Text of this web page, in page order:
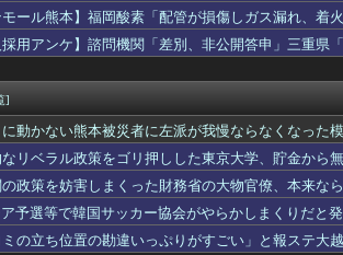
水着になる「これって需要ありますか？」
行見つかる
ローズパメラ」の”ドミナスパージ”指定ってなん
」のベンジャミン王子、強化系最強説ｗｗｗｗ
なしで普通に会話。コーチ「今10段階で6ぐらい。
みんな幼稚園児設定だから興奮するよね
で大家さん」が約2881億円の債務超過 分配金の
法ウマ娘とかそりゃ国関係なく人気出るわな
高ボッチに行って来たった
、リグゼコーチから実家スーパーのフルーツ盛り
なんて呼べばいいんだろうね
した」コメ余りに農家が悲鳴 売値は生産原価の
モール熊本】福岡酸素「配管が損傷しガス漏れ、
採用アンケ】諮問機関「差別、非公開答申」三重県
]
動かない熊本被災者に左派が我慢ならなくなっ
リベラル政策をゴリ押しした東京大学、貯金か
政策を妨害しまくった財務省の大物官僚、本来
予選等で韓国サッカー協会がやらかしまくりだと
も……
ミの立ち位置の勘違いっぷりがすごい」と報ステ